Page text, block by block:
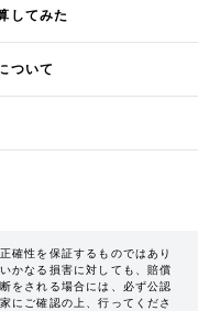
してみた
ついて
確性を保証するものではあり
かなる損害に対しても、賠償
をされる場合には、必ず公認
にご確認の上、行ってくださ